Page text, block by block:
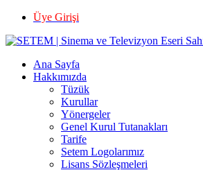
Üye Girişi
Ana Sayfa
Hakkımızda
Tüzük
Kurullar
Yönergeler
Genel Kurul Tutanakları
Tarife
Setem Logolarımız
Lisans Sözleşmeleri